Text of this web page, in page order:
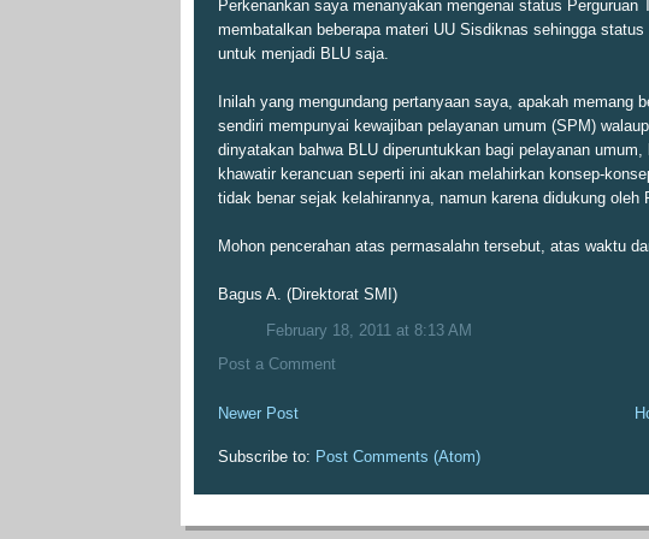
Perkenankan saya menanyakan mengenai status
membatalkan beberapa materi UU Sisdiknas sehingga
untuk menjadi BLU saja.
Inilah yang mengundang pertanyaan saya, apakah
sendiri mempunyai kewajiban pelayanan umum (SPM)
dinyatakan bahwa BLU diperuntukkan bagi pelayanan
khawatir kerancuan seperti ini akan melahirkan konsep-
tidak benar sejak kelahirannya, namun karena didukung
Mohon pencerahan atas permasalahn tersebut, atas waktu
Bagus A. (Direktorat SMI)
February 18, 2011 at 8:13 AM
Post a Comment
Newer Post
Subscribe to: Post Comments (Atom)